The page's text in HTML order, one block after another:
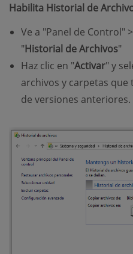
Habilita Historial de
Ve a "Panel de Control"
"Historial de Archivos"
Haz clic en "Activar" y
archivos y carpetas
de versiones anteriores.